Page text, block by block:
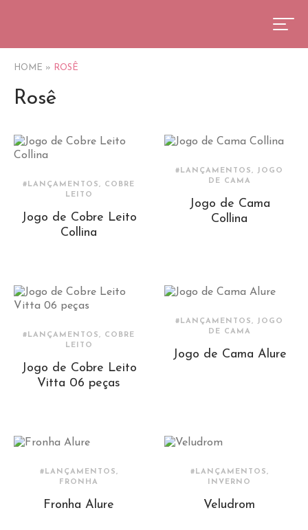
HOME » ROSÊ
Rosê
#LANÇAMENTOS, COBRE
LEITO
Jogo de Cobre Leito
Collina
#LANÇAMENTOS, JOGO
DE CAMA
Jogo de Cama
Collina
#LANÇAMENTOS, COBRE
LEITO
Jogo de Cobre Leito
Vitta 06 peças
#LANÇAMENTOS, JOGO
DE CAMA
Jogo de Cama Alure
#LANÇAMENTOS,
FRONHA
Fronha Alure
#LANÇAMENTOS,
INVERNO
Veludrom